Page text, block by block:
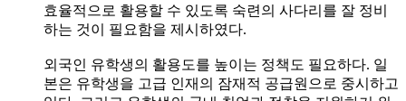
효율적으로 활용할 수 있도록 숙련의 사다리를 잘 정비
하는 것이 필요함을 제시하였다.
외국인 유학생의 활용도를 높이는 정책도 필요하다. 일
본은 유학생을 고급 인재의 잠재적 공급원으로 중시하고